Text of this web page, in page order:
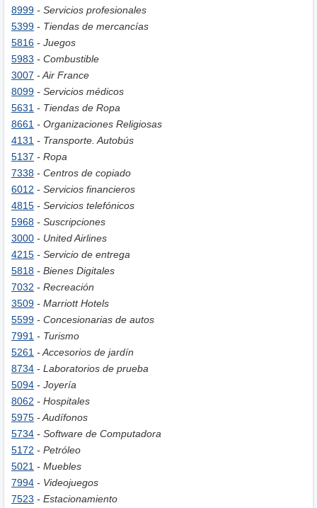
8999 - Servicios profesionales
5399 - Tiendas de mercancías
5816 - Juegos
5983 - Combustible
3007 - Air France
8099 - Servicios médicos
5631 - Tiendas de Ropa
8661 - Organizaciones Religiosas
4131 - Transporte. Autobús
5137 - Ropa
7338 - Centros de copiado
6012 - Servicios financieros
4815 - Servicios telefónicos
5968 - Suscripciones
3000 - United Airlines
4215 - Servicio de entrega
5818 - Bienes Digitales
7032 - Recreación
3509 - Marriott Hotels
5599 - Concesionarias de autos
7991 - Turismo
5261 - Accesorios de jardín
8734 - Laboratorios de prueba
5094 - Joyería
8062 - Hospitales
5975 - Audífonos
5734 - Software de Computadora
5172 - Petróleo
5021 - Muebles
7994 - Videojuegos
7523 - Estacionamiento